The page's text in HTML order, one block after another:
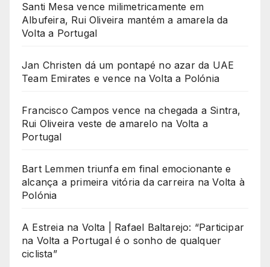
Santi Mesa vence milimetricamente em
Albufeira, Rui Oliveira mantém a amarela da
Volta a Portugal
Jan Christen dá um pontapé no azar da UAE
Team Emirates e vence na Volta a Polónia
Francisco Campos vence na chegada a Sintra,
Rui Oliveira veste de amarelo na Volta a
Portugal
Bart Lemmen triunfa em final emocionante e
alcança a primeira vitória da carreira na Volta à
Polónia
A Estreia na Volta | Rafael Baltarejo: “Participar
na Volta a Portugal é o sonho de qualquer
ciclista”